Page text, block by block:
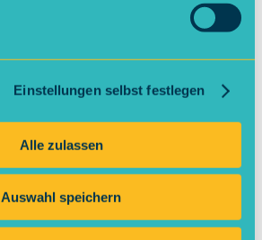
Einstellungen selbst festlegen
Alle zulassen
Auswahl speichern
Beeren pürieren und vor dem
teilen
10.06.2026vonSarah Grün